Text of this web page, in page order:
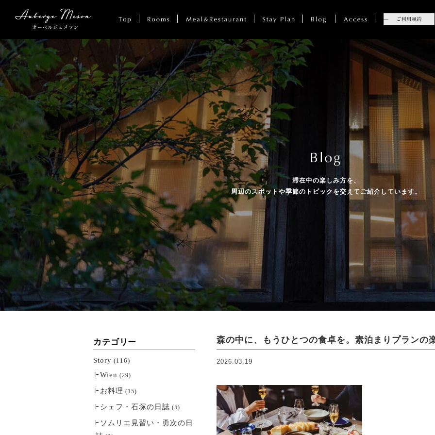
滞在中の楽しみ方を、
周辺のスポットや季節のトピックを交えてご紹介しています。
森の中に、もうひとつの食卓を。素泊まりプランの
2026.03.19
カテゴリー
Story (116)
Wien (29)
お料理 (15)
シェフ・石塚の日誌 (5)
ソムリエ見習い・勇次の日